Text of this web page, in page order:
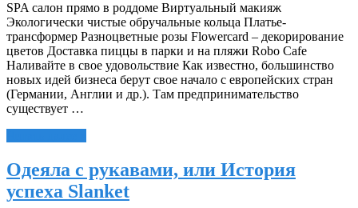
SPA салон прямо в роддоме Виртуальный макияж
Экологически чистые обручальные кольца Платье-
трансформер Разноцветные розы Flowercard – декорирование
цветов Доставка пиццы в парки и на пляжи Robo Cafe
Наливайте в свое удовольствие Как известно, большинство
новых идей бизнеса берут свое начало с европейских стран
(Германии, Англии и др.). Там предпринимательство
существует …
Одеяла с рукавами, или История
успеха Slanket